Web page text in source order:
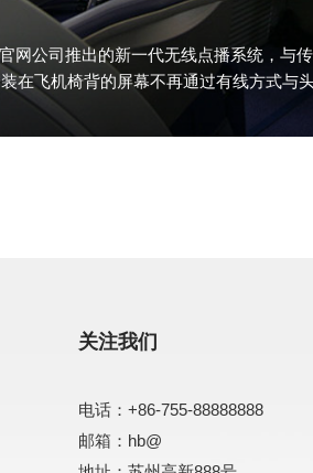
网公司推出的新一代无线点播系统，与
在飞机椅背的屏幕不再通过有线方式与
关注我们
电话： +86-755-88888888
邮箱： hb@